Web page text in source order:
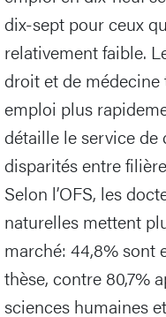
dix-sept pour ceux
relativement faible.
droit et de
emploi plus
détaille le service
disparités entre
Selon l’OFS, les
naturelles mettent
marché: 44,8% sont
thèse, contre 80,7%
sciences humaines